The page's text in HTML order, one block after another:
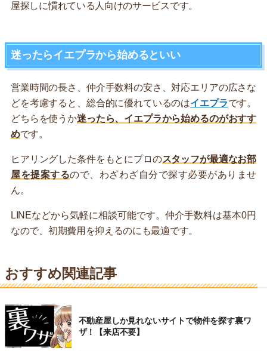
屋探しに慣れている人向けのサービスです。
迷ったらイエプラから始めるといい
営業時間の長さ、仲介手数料の安さ、対応エリアの広さな
どを考慮すると、総合的に優れているのはイエプラです。
どちらを使うか迷ったら、イエプラから始めるのがおすす
めです。
ヒアリングした条件をもとにプロのスタッフが最適なお部
屋を提案するので、わざわざ自分で探す必要がありませ
ん。
LINEなどから気軽に相談可能です。仲介手数料は基本0円
なので、初期費用を抑えるのにも最適です。
おすすめ関連記事
不動産屋しか見れないサイトで物件を探す裏ワ
ザ！【来店不要】